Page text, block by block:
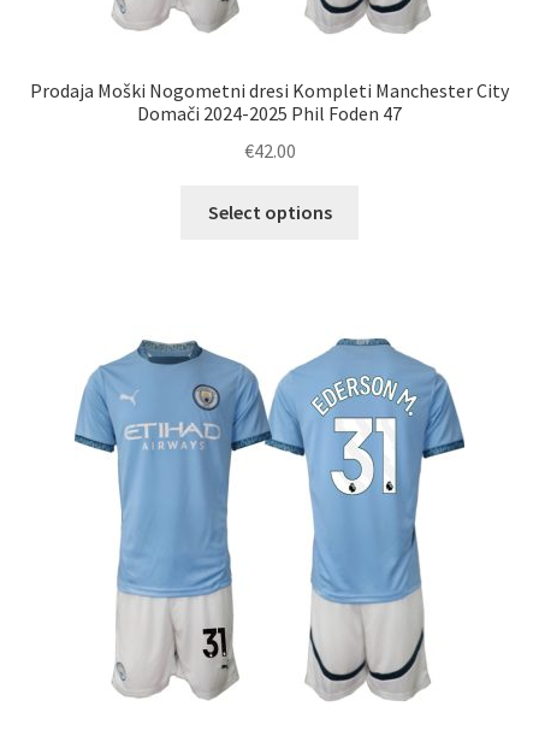
Prodaja Moški Nogometni dresi Kompleti Manchester City
Domači 2024-2025 Phil Foden 47
€42.00
Select options
Možnosti
lahko
izberete
na
strani
izdelka